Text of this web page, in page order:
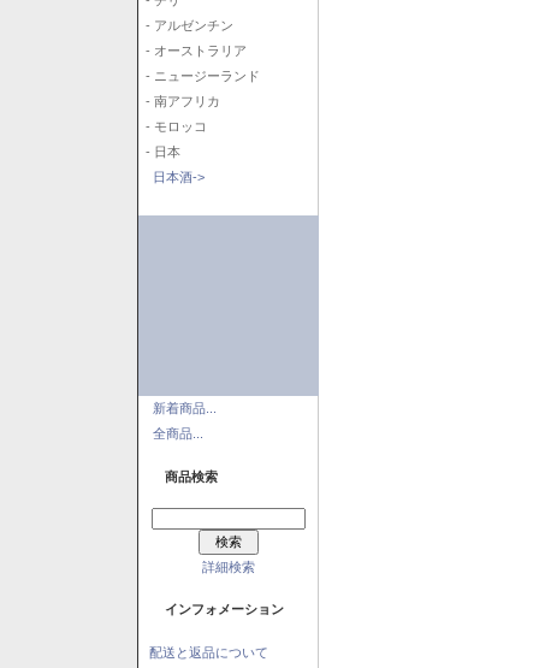
- アルゼンチン
- オーストラリア
- ニュージーランド
- 南アフリカ
- モロッコ
- 日本
日本酒->
新着商品...
全商品...
商品検索
詳細検索
インフォメーション
配送と返品について